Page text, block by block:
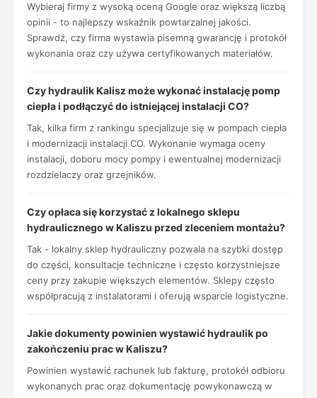
Wybieraj firmy z wysoką oceną Google oraz większą liczbą
opinii - to najlepszy wskaźnik powtarzalnej jakości.
Sprawdź, czy firma wystawia pisemną gwarancję i protokół
wykonania oraz czy używa certyfikowanych materiałów.
Czy hydraulik Kalisz może wykonać instalację pomp
ciepła i podłączyć do istniejącej instalacji CO?
Tak, kilka firm z rankingu specjalizuje się w pompach ciepła
i modernizacji instalacji CO. Wykonanie wymaga oceny
instalacji, doboru mocy pompy i ewentualnej modernizacji
rozdzielaczy oraz grzejników.
Czy opłaca się korzystać z lokalnego sklepu
hydraulicznego w Kaliszu przed zleceniem montażu?
Tak - lokalny sklep hydrauliczny pozwala na szybki dostęp
do części, konsultacje techniczne i często korzystniejsze
ceny przy zakupie większych elementów. Sklepy często
współpracują z instalatorami i oferują wsparcie logistyczne.
Jakie dokumenty powinien wystawić hydraulik po
zakończeniu prac w Kaliszu?
Powinien wystawić rachunek lub fakturę, protokół odbioru
wykonanych prac oraz dokumentację powykonawczą w